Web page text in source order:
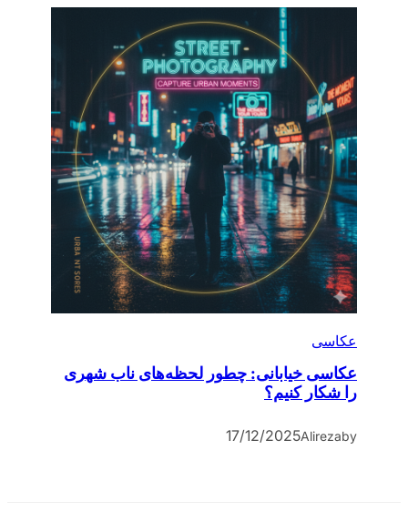
عکاسی
عکاسی خیابانی: چطور لحظه‌های ناب شهری
را شکار کنیم؟
by
Alireza
17/12/2025